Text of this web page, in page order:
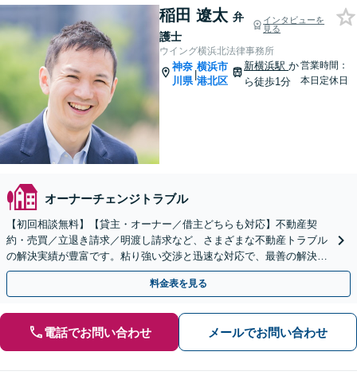
稲田 遼太 弁
護士
インタビューを
見る
ウイング横浜北法律事務所
神奈
川県
|
横浜市
港北区
新横浜駅か
ら徒歩1分
営業時間：
本日定休日
オーナーチェンジトラブル
【初回相談無料】【貸主・オーナー／借主どちらも対応】不動産契
約・売買／立退き請求／明渡し請求など、さまざまな不動産トラブル
の解決実績が豊富です。粘り強い交渉と迅速な対応で、最善の解決を
目指します【新横浜駅1分】【Web・電話相談可】
料金表を見る
電話でお問い合わせ メールでお問い合わせ